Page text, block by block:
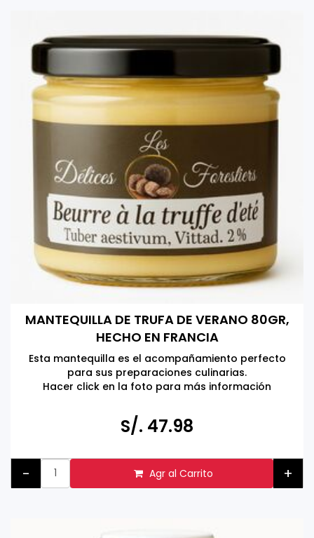
MANTEQUILLA DE TRUFA DE VERANO 80GR,
HECHO EN FRANCIA
Esta mantequilla es el acompañamiento perfecto
para sus preparaciones culinarias.
Hacer click en la foto para más información
S/. 47.98
- Agr al Carrito +